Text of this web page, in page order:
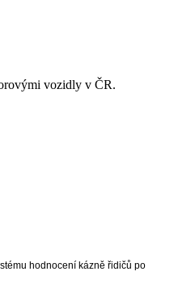
vozidly v ČR.
hodnocení kázně řidičů po